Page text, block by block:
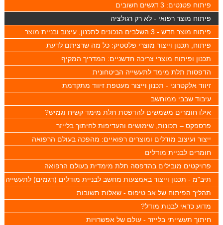
פיתוח פטנטים: 3 דגשים חשובים
פיתוח מוצר רפואי - לא רק רגולציה
פיתוח מוצר חדש - 3 השלבים הנכונים לתכנון, עיצוב ובניית מוצר
פיתוח, תכנון וייצור מוצרי פלסטיק: כל מה שרציתם לדעת
תכנון ופיתוח מוצרי צריכה חדשניים: המדריך המקיף
הדפסות תלת מימד לתעשייה הביטחונית
זיווד אלקטרוני - תכנון וייצור מעטפת זיווד מתקדמת
עיבוד שבבי ממוחשב
אילו חומרים משמשים להדפסת תלת מימד קשיח וגמיש?
פרספקס – תכונות, שימושים והעדיפות לחיתוך בלייזר
ייצור ועיצוב מודלים ומוצרים רפואיים: מהפכה בעולם הרפואה
חומרים לבניית מודלים
פרויקטים מובילים בהדפסה תלת מימדית בעולם הרפואה
תיב"מ - תכנון וייצור באמצעות מחשב לבניית מודלים (דגמים) לתעשייה
תהליך הפיתוח של אב טיפוס - שאלות תשובות
מדוע כדאי לבנות מודל?
חיתוך תעשייתי בלייזר - עולם של אפשרויות